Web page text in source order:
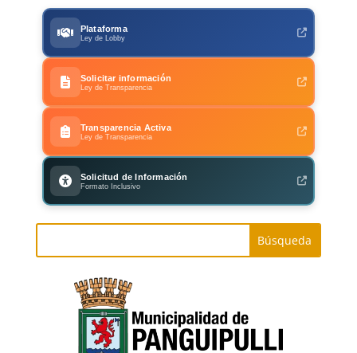
Plataforma
Ley de Lobby
Solicitar información
Ley de Transparencia
Transparencia Activa
Ley de Transparencia
Solicitud de Información
Formato Inclusivo